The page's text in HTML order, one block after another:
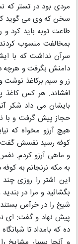
مردی بود در تستر
سخن که وی می گوید که
طاعت توبه باید کرد و
بمخالفت منسوب
سرآن نداشت که با
دامنش بگرفت و هرچه
زر و سیم برکاغذ نوشت
افشاند. هر کس کاغذ
بایشان می داد شکر
حجاز پیش گرفت و
هیچ آرزو مخواه که
کوفه رسید نفسش گفت
و ماهی آرزو کردم.
به مکه نرنجانم به
این اشتر را روزی
بگشائید و مرا در
شیخ را در خرآس
پیش نهاد و گفت: ای
ده که بامداد تا